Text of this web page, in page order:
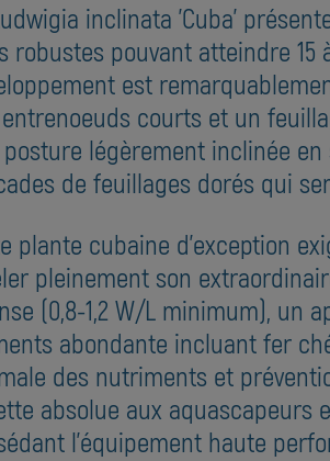
inclinata 'Cuba'
robustes pouvant atteindre 15
est
courts et un
légèrement inclinée
de feuillages dorés qui
plante cubaine d'exception
pleinement son
(0,8-1,2 W/L minimum), un
abondante incluant fer
des nutriments et
absolue aux
l'équipement haute